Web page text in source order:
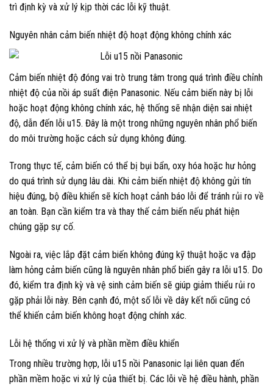
trì định kỳ và xử lý kịp thời các lỗi kỹ thuật.
Nguyên nhân cảm biến nhiệt độ hoạt động không chính xác
Cảm biến nhiệt độ đóng vai trò trung tâm trong quá trình điều chỉnh
nhiệt độ của nồi áp suất điện Panasonic. Nếu cảm biến này bị lỗi
hoặc hoạt động không chính xác, hệ thống sẽ nhận diện sai nhiệt
độ, dẫn đến lỗi u15. Đây là một trong những nguyên nhân phổ biến
do môi trường hoặc cách sử dụng không đúng.
Trong thực tế, cảm biến có thể bị bụi bẩn, oxy hóa hoặc hư hỏng
do quá trình sử dụng lâu dài. Khi cảm biến nhiệt độ không gửi tín
hiệu đúng, bộ điều khiển sẽ kích hoạt cảnh báo lỗi để tránh rủi ro về
an toàn. Bạn cần kiểm tra và thay thế cảm biến nếu phát hiện
chúng gặp sự cố.
Ngoài ra, việc lắp đặt cảm biến không đúng kỹ thuật hoặc va đập
làm hỏng cảm biến cũng là nguyên nhân phổ biến gây ra lỗi u15. Do
đó, kiểm tra định kỳ và vệ sinh cảm biến sẽ giúp giảm thiểu rủi ro
gặp phải lỗi này. Bên cạnh đó, một số lỗi về dây kết nối cũng có
thể khiến cảm biến không hoạt động chính xác.
Lỗi hệ thống vi xử lý và phần mềm điều khiển
Trong nhiều trường hợp, lỗi u15 nồi Panasonic lại liên quan đến
phần mềm hoặc vi xử lý của thiết bị. Các lỗi về hệ điều hành, phần